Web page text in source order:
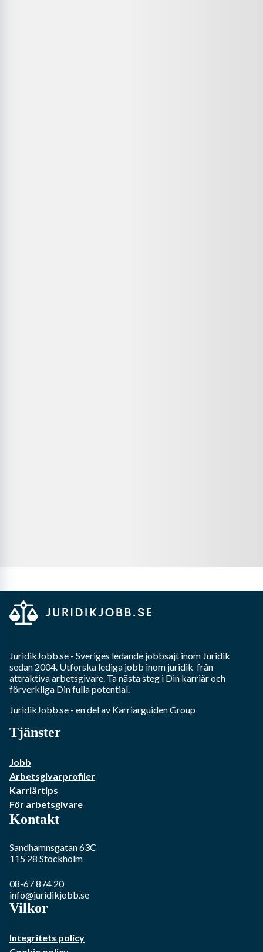
JuridikJobb.se - Sveriges ledande jobbsajt inom Juridik
sedan 2004. Utforska lediga jobb inom juridik från
attraktiva arbetsgivare. Ta nästa steg i Din karriär och
förverkliga Din fulla potential.
JuridikJobb.se - en del av Karriarguiden Group
Tjänster
Jobb
Arbetsgivarprofiler
Karriärtips
För arbetsgivare
Kontakt
Sandhamnsgatan 63C
115 28 Stockholm
08-67 874 20
info@juridikjobb.se
Vilkor
Integritets policy